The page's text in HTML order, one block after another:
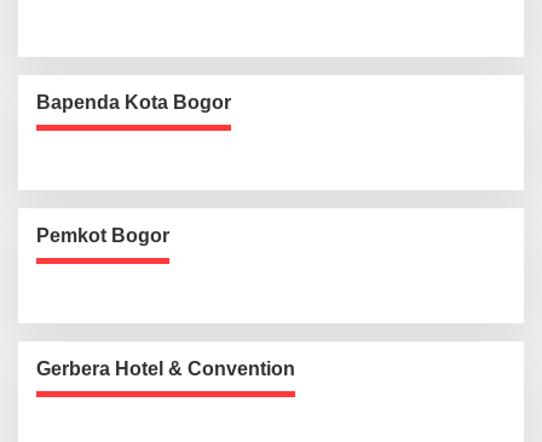
Bapenda Kota Bogor
Pemkot Bogor
Gerbera Hotel & Convention